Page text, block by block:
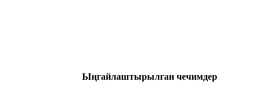
Ыңгайлаштырылган чечимдер